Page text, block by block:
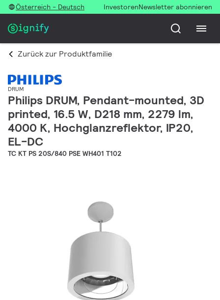
Österreich - Deutsch InvestorenNewsletter abonnieren
Zurück zur Produktfamilie
DRUM
Philips DRUM, Pendant-mounted, 3D
printed, 16.5 W, D218 mm, 2279 lm,
4000 K, Hochglanzreflektor, IP20,
EL-DC
TC KT PS 20S/840 PSE WH401 T102